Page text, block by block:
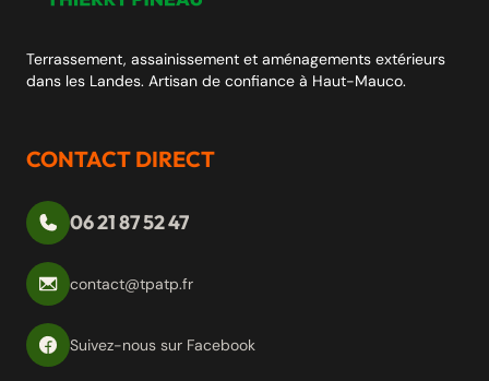
Terrassement, assainissement et aménagements extérieurs
dans les Landes. Artisan de confiance à Haut-Mauco.
CONTACT DIRECT
06 21 87 52 47
contact@tpatp.fr
Suivez-nous sur Facebook